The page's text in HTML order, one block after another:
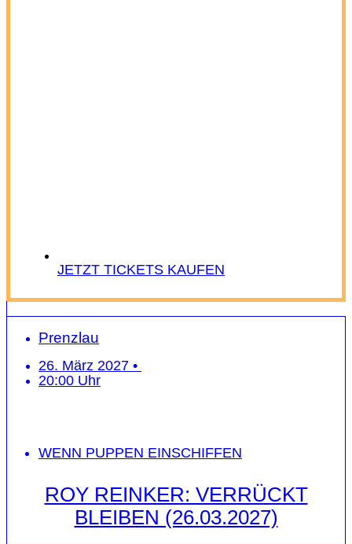
JETZT TICKETS KAUFEN
Prenzlau
26. März 2027 •
20:00 Uhr
WENN PUPPEN EINSCHIFFEN
ROY REINKER: VERRÜCKT
BLEIBEN (26.03.2027)